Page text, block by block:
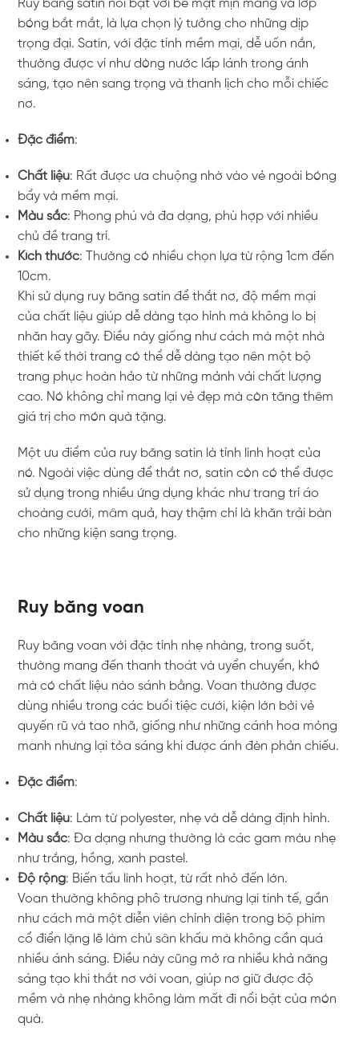
Ruy băng satin nổi bật với bề mặt mịn màng và lớp
bóng bắt mắt, là lựa chọn lý tưởng cho những dịp
trọng đại. Satin, với đặc tính mềm mại, dễ uốn nắn,
thường được ví như dòng nước lấp lánh trong ánh
sáng, tạo nên sang trọng và thanh lịch cho mỗi chiếc
nơ.
Đặc điểm:
Chất liệu: Rất được ưa chuộng nhờ vào vẻ ngoài bóng
bẩy và mềm mại.
Màu sắc: Phong phú và đa dạng, phù hợp với nhiều
chủ đề trang trí.
Kích thước: Thường có nhiều chọn lựa từ rộng 1cm đến
10cm.
Khi sử dụng ruy băng satin để thắt nơ, độ mềm mại
của chất liệu giúp dễ dàng tạo hình mà không lo bị
nhăn hay gãy. Điều này giống như cách mà một nhà
thiết kế thời trang có thể dễ dàng tạo nên một bộ
trang phục hoàn hảo từ những mảnh vải chất lượng
cao. Nó không chỉ mang lại vẻ đẹp mà còn tăng thêm
giá trị cho món quà tặng.
Một ưu điểm của ruy băng satin là tính linh hoạt của
nó. Ngoài việc dùng để thắt nơ, satin còn có thể được
sử dụng trong nhiều ứng dụng khác như trang trí áo
choàng cưới, mâm quả, hay thậm chí là khăn trải bàn
cho những kiện sang trọng.
Ruy băng voan
Ruy băng voan với đặc tính nhẹ nhàng, trong suốt,
thường mang đến thanh thoát và uyển chuyển, khó
mà có chất liệu nào sánh bằng. Voan thường được
dùng nhiều trong các buổi tiệc cưới, kiện lớn bởi vẻ
quyến rũ và tao nhã, giống như những cánh hoa mỏng
manh nhưng lại tỏa sáng khi được ánh đèn phản chiếu.
Đặc điểm:
Chất liệu: Làm từ polyester, nhẹ và dễ dàng định hình.
Màu sắc: Đa dạng nhưng thường là các gam màu nhẹ
như trắng, hồng, xanh pastel.
Độ rộng: Biến tấu linh hoạt, từ rất nhỏ đến lớn.
Voan thường không phô trương nhưng lại tinh tế, gần
như cách mà một diễn viên chính diện trong bộ phim
cổ điển lặng lẽ làm chủ sân khấu mà không cần quá
nhiều ánh sáng. Điều này cũng mở ra nhiều khả năng
sáng tạo khi thắt nơ với voan, giúp nơ giữ được độ
mềm và nhẹ nhàng không làm mất đi nổi bật của món
quà.